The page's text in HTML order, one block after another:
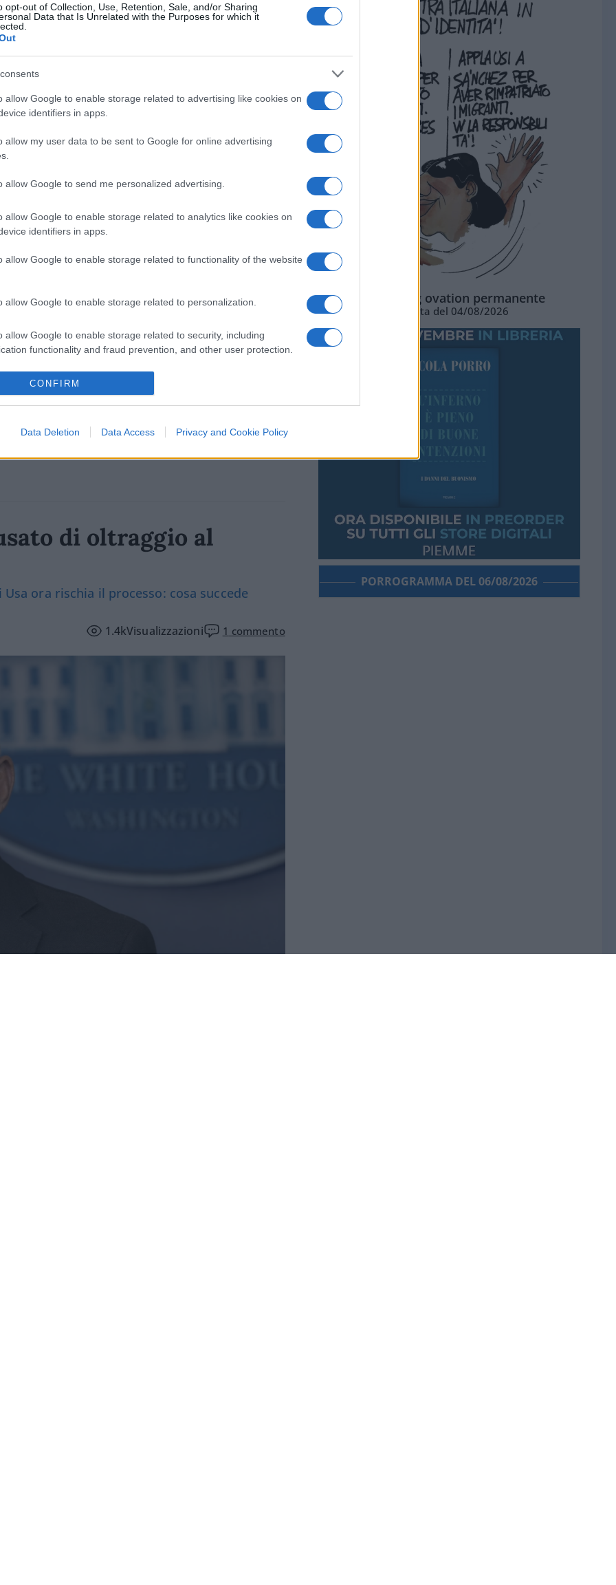
opt-out of Collection, Use, Retention, Sale, and/or Sharing
Data that Is Unrelated with the Purposes for which it
allow Google to enable storage related to advertising like cookies on
identifiers in apps.
allow my user data to be sent to Google for online advertising
allow Google to send me personalized advertising.
allow Google to enable storage related to analytics like cookies on
identifiers in apps.
allow Google to enable storage related to functionality of the website
allow Google to enable storage related to personalization.
allow Google to enable storage related to security, including
functionality and fraud prevention, and other user protection.
CONFIRM
Data Deletion Data Access Privacy and Cookie Policy
la sua battaglia per renderli gratis,
pass a lavoro.
sono, come al solito, senza senso.
a Milano,Luca Bernardo,
campagna elettorale.
dice che serve solo ad aumentare le
di euro, dice ilSole 24 Ore.
178
Leggi i commenti
di oltraggio al
ora rischia il processo: cosa succede
1.4kVisualizzazioni 1 commento
La standing ovation permanente
Vignetta del 04/08/2026
PORROGRAMMA DEL 06/08/2026